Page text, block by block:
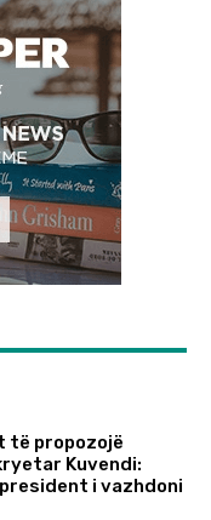
të propozojë
Kuvendi:
i vazhdoni